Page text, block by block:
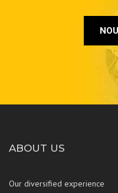
ABOUT US
Our diversified experience